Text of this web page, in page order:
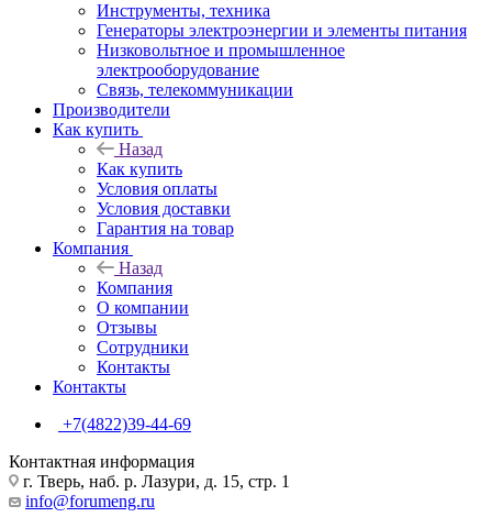
Инструменты, техника
Генераторы электроэнергии и элементы питания
Низковольтное и промышленное
электрооборудование
Связь, телекоммуникации
Производители
Как купить
Назад
Как купить
Условия оплаты
Условия доставки
Гарантия на товар
Компания
Назад
Компания
О компании
Отзывы
Сотрудники
Контакты
Контакты
+7(4822)39-44-69
Контактная информация
г. Тверь, наб. р. Лазури, д. 15, стр. 1
info@forumeng.ru